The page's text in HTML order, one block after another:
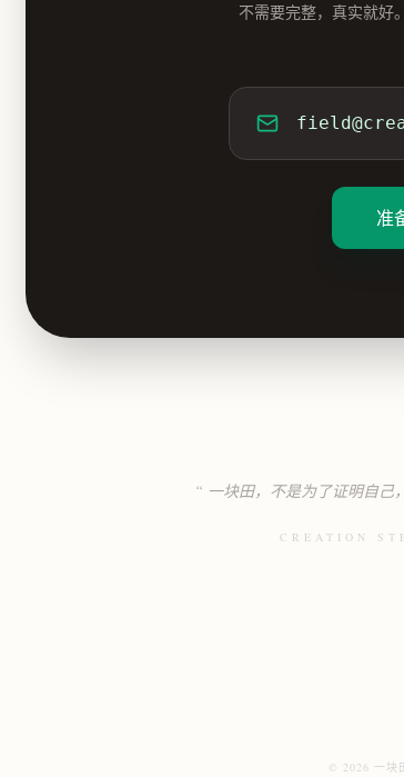
不需要完整，真实就好
准
“ 一块田，不是为了证明自己
CREATION
© 2026 一块